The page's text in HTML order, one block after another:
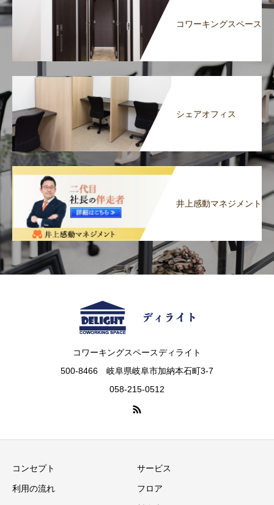
コワーキングスペース
シェアオフィス
井上感動マネジメント
コワーキングスペースディライト
500-8466 岐阜県岐阜市加納本石町3-7
058-215-0512
コンセプト サービス
利用の流れ フロア